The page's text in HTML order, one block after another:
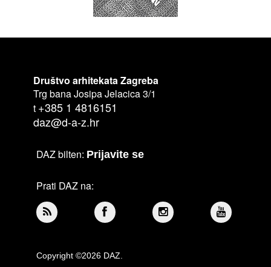
Društvo arhitekata Zagreba
Trg bana Josipa Jelacica 3/1
t +385 1 4816151
daz@d-a-z.hr
DAZ bilten: Prijavite se
Prati DAZ na:
Copyright ©2026 DAZ.